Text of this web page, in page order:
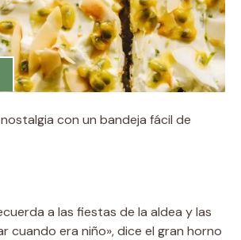
con un bandeja fácil de
a las fiestas de la aldea y las
cuando era niño», dice el gran horno